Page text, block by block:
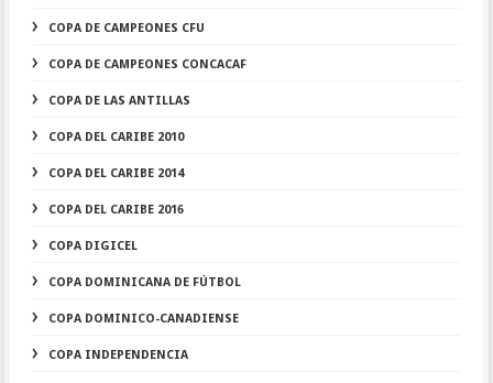
COPA DE CAMPEONES CFU
COPA DE CAMPEONES CONCACAF
COPA DE LAS ANTILLAS
COPA DEL CARIBE 2010
COPA DEL CARIBE 2014
COPA DEL CARIBE 2016
COPA DIGICEL
COPA DOMINICANA DE FÚTBOL
COPA DOMINICO-CANADIENSE
COPA INDEPENDENCIA